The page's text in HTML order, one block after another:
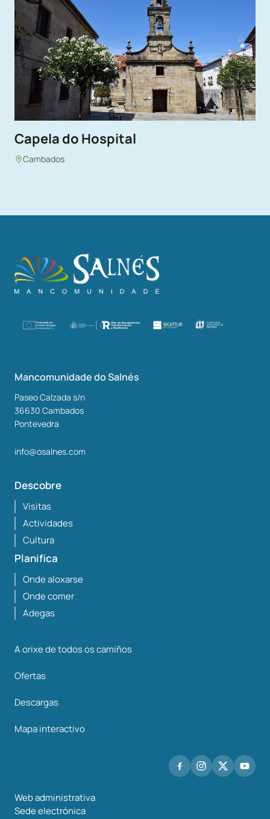
Capela do Hospital
Cambados
Mancomunidade do Salnés
Paseo Calzada s/n
36630 Cambados
Pontevedra
info@osalnes.com
Descobre
Visitas
Actividades
Cultura
Planifica
Onde aloxarse
Onde comer
Adegas
A orixe de todos os camiños
Ofertas
Descargas
Mapa interactivo
Web administrativa
Sede electrónica